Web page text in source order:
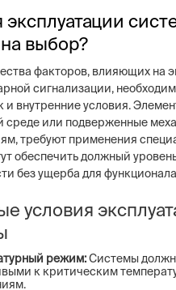
эксплуатации
выбор?
факторов, влияющих на
сигнализации,
и внутренние условия.
среде или подверженные
требуют применения
обеспечить должный
без ущерба для
условия
режим:Системы
к критическим